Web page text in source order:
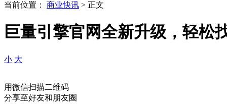
当前位置： 商业快讯 > 正文
巨量引擎官网全新升级，轻松
小 大
用微信扫描二维码
分享至好友和朋友圈